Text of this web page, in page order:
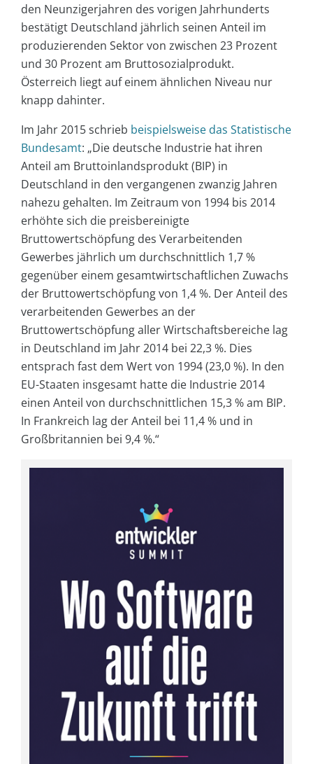
den Neunzigerjahren des vorigen Jahrhunderts
bestätigt Deutschland jährlich seinen Anteil im
produzierenden Sektor von zwischen 23 Prozent
und 30 Prozent am Bruttosozialprodukt.
Österreich liegt auf einem ähnlichen Niveau nur
knapp dahinter.
Im Jahr 2015 schrieb beispielsweise das Statistische
Bundesamt: „Die deutsche Industrie hat ihren
Anteil am Bruttoinlandsprodukt (BIP) in
Deutschland in den vergangenen zwanzig Jahren
nahezu gehalten. Im Zeitraum von 1994 bis 2014
erhöhte sich die preisbereinigte
Bruttowertschöpfung des Verarbeitenden
Gewerbes jährlich um durchschnittlich 1,7 %
gegenüber einem gesamtwirtschaftlichen Zuwachs
der Bruttowertschöpfung von 1,4 %. Der Anteil des
verarbeitenden Gewerbes an der
Bruttowertschöpfung aller Wirtschaftsbereiche lag
in Deutschland im Jahr 2014 bei 22,3 %. Dies
entsprach fast dem Wert von 1994 (23,0 %). In den
EU-Staaten insgesamt hatte die Industrie 2014
einen Anteil von durchschnittlichen 15,3 % am BIP.
In Frankreich lag der Anteil bei 11,4 % und in
Großbritannien bei 9,4 %.“